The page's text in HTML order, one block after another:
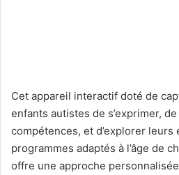
Cet appareil interactif doté de
enfants autistes de s’exprimer,
compétences, et d’explorer leurs
programmes adaptés à l’âge de
offre une approche